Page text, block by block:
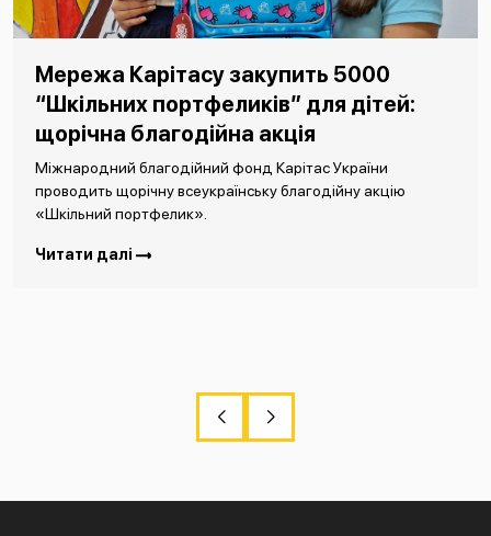
Мережа Карітасу закупить 5000
“Шкільних портфеликів” для дітей:
щорічна благодійна акція
Міжнародний благодійний фонд Карітас України
проводить щорічну всеукраїнську благодійну акцію
«Шкільний портфелик».
Читати далі